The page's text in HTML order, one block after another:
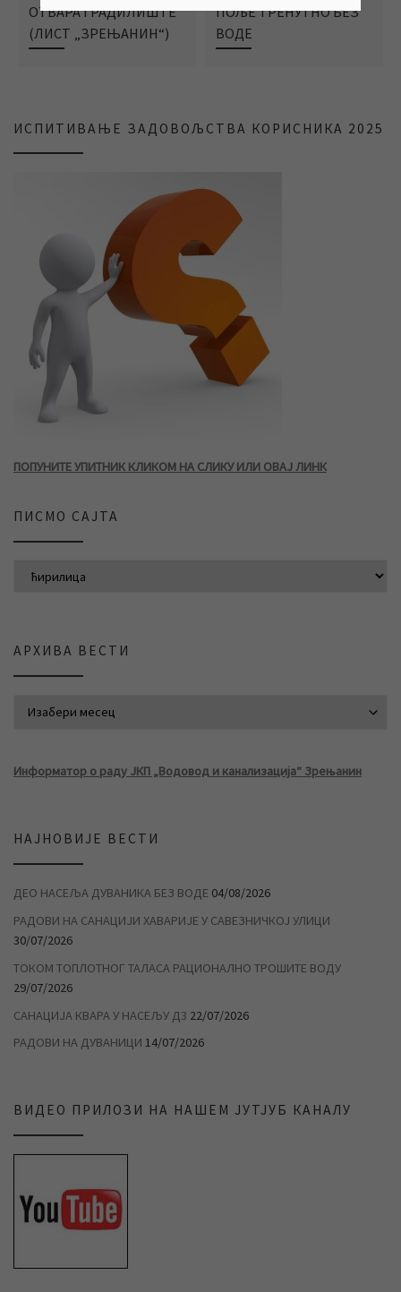
ОТВАРА ГРАДИЛИШТЕ
(ЛИСТ „ЗРЕЊАНИН“)
ПОЉЕ ТРЕНУТНО БЕЗ
ВОДЕ
ИСПИТИВАЊЕ ЗАДОВОЉСТВА КОРИСНИКА 2025
ПОПУНИТЕ УПИТНИК КЛИКОМ НА СЛИКУ ИЛИ ОВАЈ ЛИНК
ПИСМО САЈТА
АРХИВА ВЕСТИ
Информатор о раду ЈКП „Водовод и канализација“ Зрењанин
НАЈНОВИЈЕ ВЕСТИ
ДЕО НАСЕЉА ДУВАНИКА БЕЗ ВОДЕ 04/08/2026
РАДОВИ НА САНАЦИЈИ ХАВАРИЈЕ У САВЕЗНИЧКОЈ УЛИЦИ
30/07/2026
ТОКОМ ТОПЛОТНОГ ТАЛАСА РАЦИОНАЛНО ТРОШИТЕ ВОДУ
29/07/2026
САНАЦИЈА КВАРА У НАСЕЉУ Д3 22/07/2026
РАДОВИ НА ДУВАНИЦИ 14/07/2026
ВИДЕО ПРИЛОЗИ НА НАШЕМ ЈУТЈУБ КАНАЛУ